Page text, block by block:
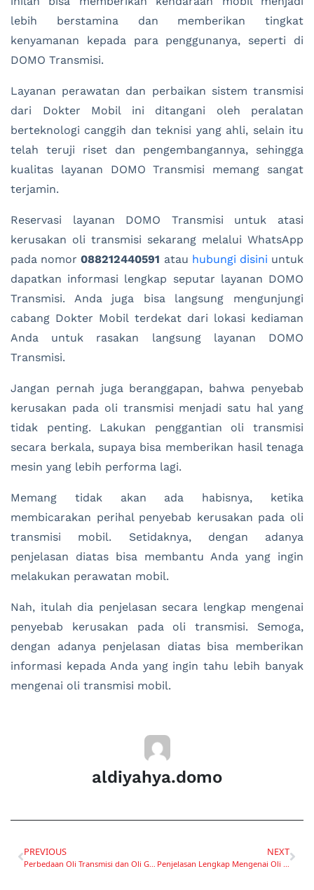
lebih berstamina dan memberikan tingkat
kenyamanan kepada para penggunanya, seperti di
DOMO Transmisi.
Layanan perawatan dan perbaikan sistem transmisi
dari Dokter Mobil ini ditangani oleh peralatan
berteknologi canggih dan teknisi yang ahli, selain itu
telah teruji riset dan pengembangannya, sehingga
kualitas layanan DOMO Transmisi memang sangat
terjamin.
Reservasi layanan DOMO Transmisi untuk atasi
kerusakan oli transmisi sekarang melalui WhatsApp
pada nomor088212440591 atau hubungi disini untuk
dapatkan informasi lengkap seputar layanan DOMO
Transmisi. Anda juga bisa langsung mengunjungi
cabang Dokter Mobil terdekat dari lokasi kediaman
Anda untuk rasakan langsung layanan DOMO
Transmisi.
Jangan pernah juga beranggapan, bahwa penyebab
kerusakan pada oli transmisi menjadi satu hal yang
tidak penting. Lakukan penggantian oli transmisi
secara berkala, supaya bisa memberikan hasil tenaga
mesin yang lebih performa lagi.
Memang tidak akan ada habisnya, ketika
membicarakan perihal penyebab kerusakan pada oli
transmisi mobil. Setidaknya, dengan adanya
penjelasan diatas bisa membantu Anda yang ingin
melakukan perawatan mobil.
Nah, itulah dia penjelasan secara lengkap mengenai
penyebab kerusakan pada oli transmisi. Semoga,
dengan adanya penjelasan diatas bisa memberikan
informasi kepada Anda yang ingin tahu lebih banyak
mengenai oli transmisi mobil.
aldiyahya.domo
PREVIOUS NEXT